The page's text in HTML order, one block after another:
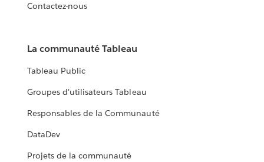
Contactez-nous
La communauté Tableau
Tableau Public
Groupes d'utilisateurs Tableau
Responsables de la Communauté
DataDev
Projets de la communauté